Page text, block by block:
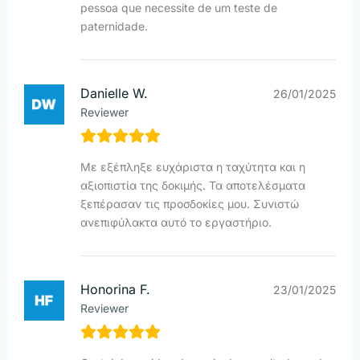
pessoa que necessite de um teste de
paternidade.
Danielle W.
Reviewer
26/01/2025
Με εξέπληξε ευχάριστα η ταχύτητα και η
αξιοπιστία της δοκιμής. Τα αποτελέσματα
ξεπέρασαν τις προσδοκίες μου. Συνιστώ
ανεπιφύλακτα αυτό το εργαστήριο.
Honorina F.
Reviewer
23/01/2025